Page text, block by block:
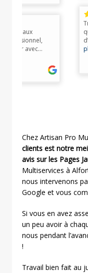
Très
qu’il connaît
d’autres. Malgré quelques complications dû à
l’ancienne
recommande
1/15/2022
plus…
Chez Artisan Pro
clients est notre
avis sur les Pages
Multiservices à
nous intervenons
Google et vous
Si vous en avez
un peu avoir à
nous pendant
!
Travail bien fait au